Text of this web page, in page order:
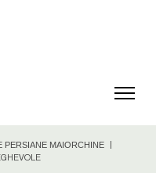
PERSIANE MAIORCHINE